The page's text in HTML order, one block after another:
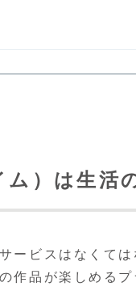
）は生活
ービスはなくては
作品が楽しめる